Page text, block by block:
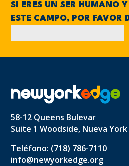
SI ERES UN SER HUMANO
ESTE CAMPO, POR FAVOR
58-12 Queens Bulevar
Suite 1 Woodside, Nueva York
Teléfono: (718) 786-7110
info@newyorkedge.org